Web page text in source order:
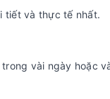
tiết và thực tế nhất.
vài ngày hoặc